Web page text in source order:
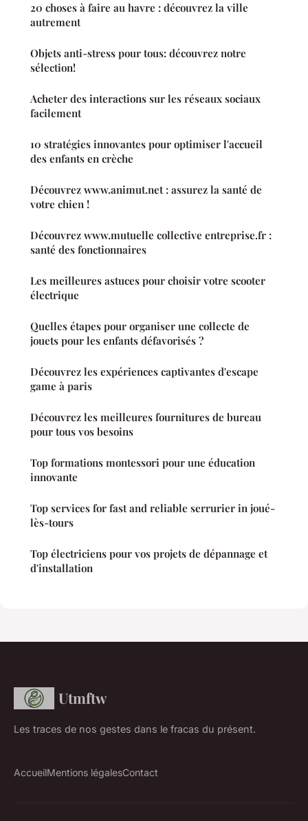
20 choses à faire au havre : découvrez la ville
autrement
Objets anti-stress pour tous: découvrez notre
sélection!
Acheter des interactions sur les réseaux sociaux
facilement
10 stratégies innovantes pour optimiser l'accueil
des enfants en crèche
Découvrez www.animut.net : assurez la santé de
votre chien !
Découvrez www.mutuelle collective entreprise.fr :
santé des fonctionnaires
Les meilleures astuces pour choisir votre scooter
électrique
Quelles étapes pour organiser une collecte de
jouets pour les enfants défavorisés ?
Découvrez les expériences captivantes d'escape
game à paris
Découvrez les meilleures fournitures de bureau
pour tous vos besoins
Top formations montessori pour une éducation
innovante
Top services for fast and reliable serrurier in joué-
lès-tours
Top électriciens pour vos projets de dépannage et
d'installation
Utmftw
Les traces de nos gestes dans le fracas du présent.
AccueilMentions légalesContact